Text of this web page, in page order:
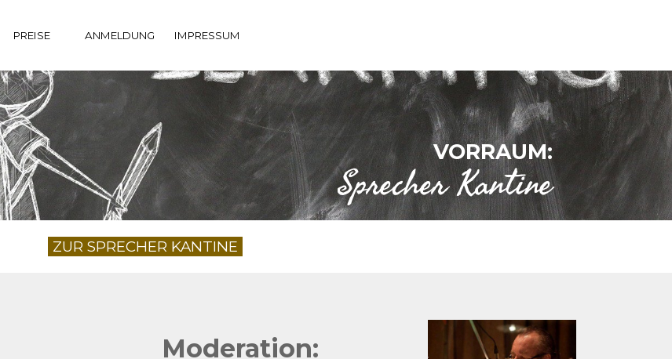
Menü überspringen
▼
PREISE ANMELDUNG IMPRESSUM
VORRAUM:
Sprecher Kantine
ZUR SPRECHER KANTINE
Moderation: